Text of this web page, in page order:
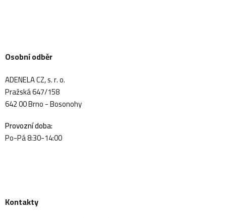
Osobní odběr
ADENELA CZ, s. r. o.
Pražská 647/158
642 00 Brno - Bosonohy
Provozní doba:
Po-Pá 8:30-14:00
Kontakty